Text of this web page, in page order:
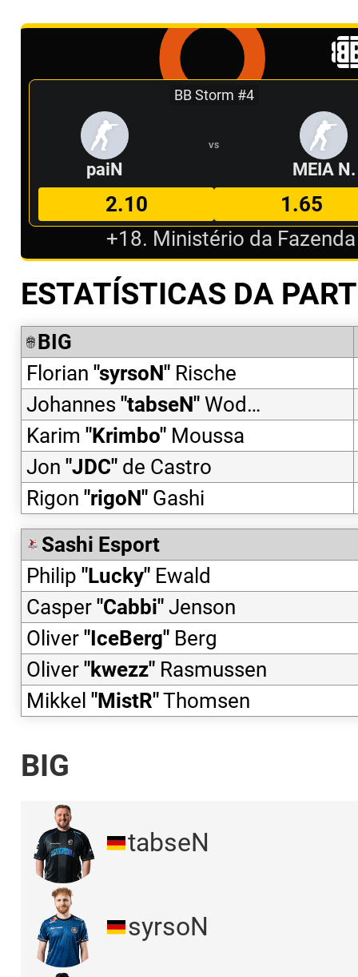
BB Storm #4
paiN
VS
MEIA N.
2.10
1.65
+18. Ministério da
ESTATÍSTICAS DA
BIG
Florian "syrsoN" Rische
Johannes "tabseN" Wodarz
Karim "Krimbo" Moussa
Jon "JDC" de Castro
Rigon "rigoN" Gashi
Sashi Esport
Philip "Lucky" Ewald
Casper "Cabbi" Jenson
Oliver "IceBerg" Berg
Oliver "kwezz" Rasmussen
Mikkel "MistR"Thomsen
BIG
tabseN
syrsoN